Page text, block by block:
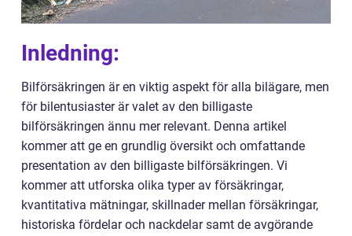
Inledning:
Bilförsäkringen är en viktig aspekt för alla bilägare, men
för bilentusiaster är valet av den billigaste
bilförsäkringen ännu mer relevant. Denna artikel
kommer att ge en grundlig översikt och omfattande
presentation av den billigaste bilförsäkringen. Vi
kommer att utforska olika typer av försäkringar,
kvantitativa mätningar, skillnader mellan försäkringar,
historiska fördelar och nackdelar samt de avgörande